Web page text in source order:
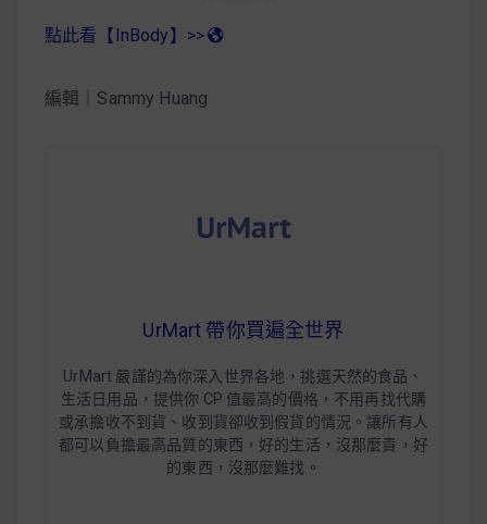
點此看【InBody】>>
編輯｜Sammy Huang
UrMart 帶你買遍全世界
UrMart 嚴謹的為你深入世界各地，挑選天然的食品、
生活日用品，提供你 CP 值最高的價格，不用再找代購
或承擔收不到貨、收到貨卻收到假貨的情況。讓所有人
都可以負擔最高品質的東西， 好的生活，沒那麼貴，好
的東西，沒那麼難找 。